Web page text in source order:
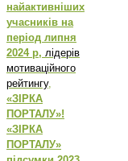
найактивніших
учасників на
період липня
2024 р, лідерів
мотиваційного
рейтингу,
«ЗІРКА
ПОРТАЛУ»!
«ЗІРКА
ПОРТАЛУ»